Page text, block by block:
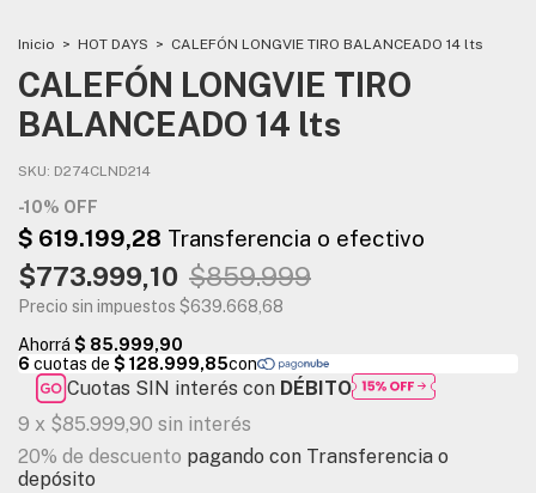
Inicio > HOT DAYS > CALEFÓN LONGVIE TIRO BALANCEADO 14 lts
CALEFÓN LONGVIE TIRO
BALANCEADO 14 lts
SKU: D274CLND214
-10% OFF
$773.999,10 $859.999
Precio sin impuestos $639.668,68
Cuotas SIN interés con DÉBITO
9 x $85.999,90 sin interés
20% de descuento pagando con Transferencia o
depósito